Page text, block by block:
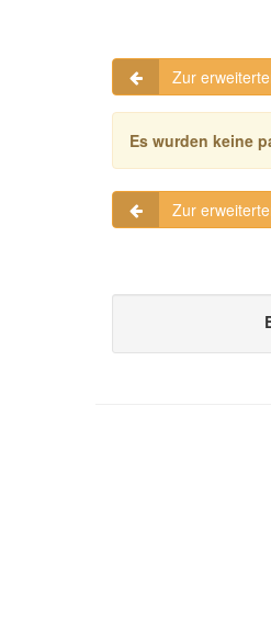
Zur
Es wurden keine
Zur